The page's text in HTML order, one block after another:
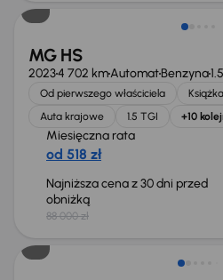
MG HS
20234 702 kmAutomatBenzyna
Od pierwszego właściciela
Auta krajowe
1.5 TGI +10
Miesięczna rata
od 518 zł
Najniższa cena z 30 dni przed
obniżką
88 000 zł
Możliwość odliczenia VAT